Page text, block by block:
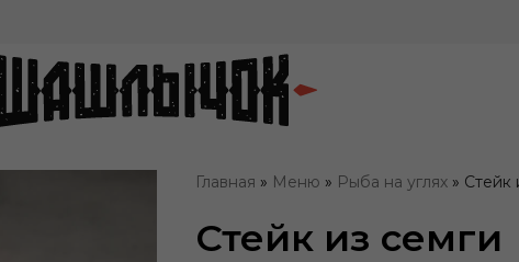
Главная » Меню » Рыба на углях» Стейк
Стейк из семги